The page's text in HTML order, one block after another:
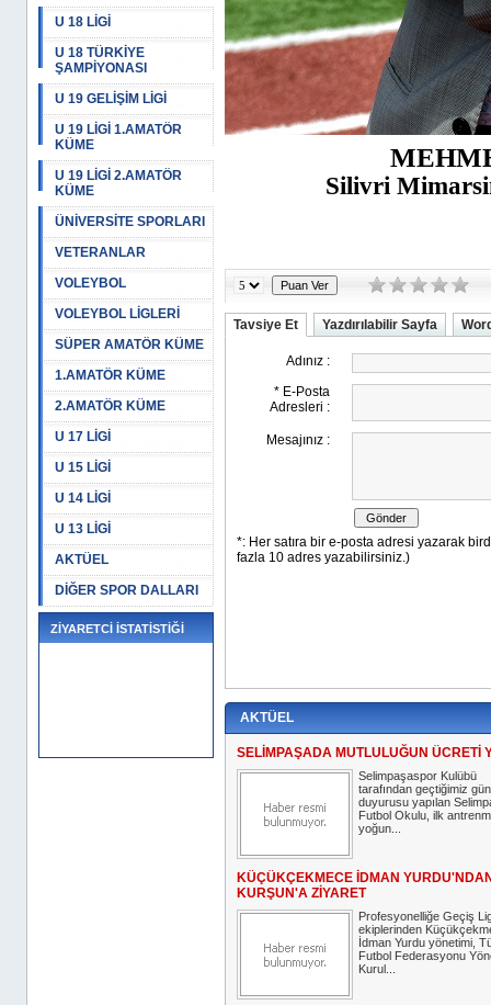
U 18 LİGİ
U 18 TÜRKİYE
ŞAMPİYONASI
U 19 GELİŞİM LİGİ
U 19 LİGİ 1.AMATÖR
KÜME
U 19 LİGİ 2.AMATÖR
KÜME
ÜNİVERSİTE SPORLARI
VETERANLAR
VOLEYBOL
VOLEYBOL LİGLERİ
SÜPER AMATÖR KÜME
1.AMATÖR KÜME
2.AMATÖR KÜME
U 17 LİGİ
U 15 LİGİ
U 14 LİGİ
U 13 LİGİ
AKTÜEL
DİĞER SPOR DALLARI
ZİYARETCİ İSTATİSTİĞİ
Silivri
Tavsiye Et Yazdırılabilir Sayfa
AKTÜEL
SELİMPAŞADA MUTLULUĞUN ÜCRETİ
Selimpaşaspor Kulübü
tarafından geçtiğimiz
duyurusu yapılan
Futbol Okulu, ilk
yoğun...
KÜÇÜKÇEKMECE İDMAN
KURŞUN'A ZİYARET
Profesyonelliğe Geçiş
ekiplerinden
İdman Yurdu yönetimi,
Futbol Federasyonu
Kurul...